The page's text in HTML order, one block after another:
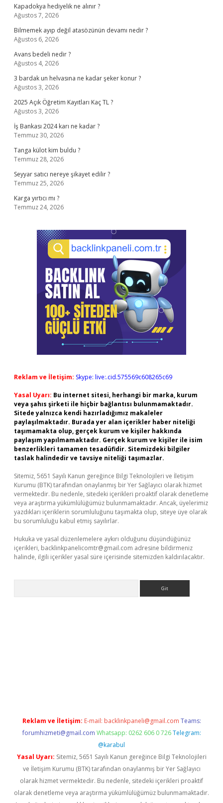
Kapadokya hediyelik ne alınır ?
Ağustos 7, 2026
Bilmemek ayıp değil atasözünün devamı nedir ?
Ağustos 6, 2026
Avans bedeli nedir ?
Ağustos 4, 2026
3 bardak un helvasına ne kadar şeker konur ?
Ağustos 3, 2026
2025 Açık Öğretim Kayıtları Kaç TL ?
Ağustos 3, 2026
İş Bankası 2024 karı ne kadar ?
Temmuz 30, 2026
Tanga külot kim buldu ?
Temmuz 28, 2026
Seyyar satıcı nereye şikayet edilir ?
Temmuz 25, 2026
Karga yırtıcı mı ?
Temmuz 24, 2026
Reklam ve İletişim: Skype: live:.cid.575569c608265c69
Yasal Uyarı: Bu internet sitesi, herhangi bir marka, kurum
veya şahıs şirketi ile hiçbir bağlantısı bulunmamaktadır.
Sitede yalnızca kendi hazırladığımız makaleler
paylaşılmaktadır. Burada yer alan içerikler haber niteliği
taşımamakta olup, gerçek kurum ve kişiler hakkında
paylaşım yapılmamaktadır. Gerçek kurum ve kişiler ile isim
benzerlikleri tamamen tesadüfidir. Sitemizdeki bilgiler
taslak halindedir ve tavsiye niteliği taşımazlar.
Sitemiz, 5651 Sayılı Kanun gereğince Bilgi Teknolojileri ve İletişim
Kurumu (BTK) tarafından onaylanmış bir Yer Sağlayıcı olarak hizmet
vermektedir. Bu nedenle, sitedeki içerikleri proaktif olarak denetleme
veya araştırma yükümlülüğümüz bulunmamaktadır. Ancak, üyelerimiz
yazdıkları içeriklerin sorumluluğunu taşımakta olup, siteye üye olarak
bu sorumluluğu kabul etmiş sayılırlar.
Hukuka ve yasal düzenlemelere aykırı olduğunu düşündüğünüz
içerikleri, backlinkpanelicomtr@gmail.com adresine bildirmeniz
halinde, ilgili içerikler yasal süre içerisinde sitemizden kaldırılacaktır.
Reklam ve İletişim: E-mail: backlinkpaneli@gmail.com Teams:
forumhizmeti@gmail.com Whatsapp: 0262 606 0 726 Telegram:
@karabul
Yasal Uyarı: Sitemiz, 5651 Sayılı Kanun gereğince Bilgi Teknolojileri
ve İletişim Kurumu (BTK) tarafından onaylanmış bir Yer Sağlayıcı
olarak hizmet vermektedir. Bu nedenle, sitedeki içerikleri proaktif
olarak denetleme veya araştırma yükümlülüğümüz bulunmamaktadır.